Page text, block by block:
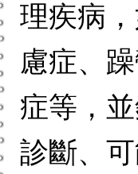
理疾病
慮症、
症等，
診斷、